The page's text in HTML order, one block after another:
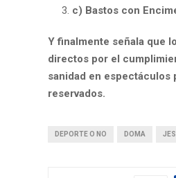
c) Bastos con
Y finalmente señala que
directos por el
sanidad en espectáculos
reservados.
DEPORTE O NO DOMA